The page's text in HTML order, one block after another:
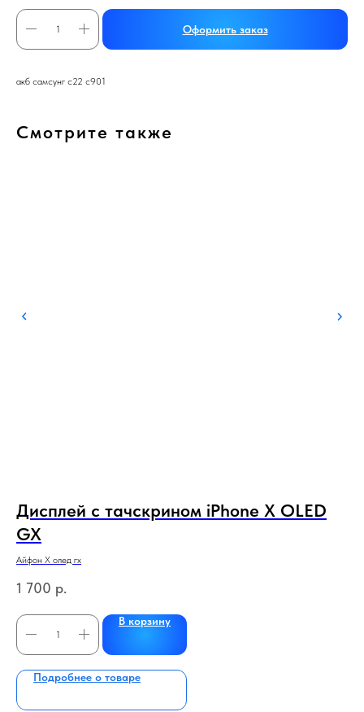
Оформить заказ
акб самсунг с22 с901
Смотрите также
Дисплей с тачскрином iPhone X OLED
GX
Айфон Х олед гх
1 700 р.
В корзину
Подробнее о товаре